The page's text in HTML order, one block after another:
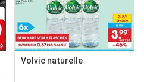
Volvic naturelle